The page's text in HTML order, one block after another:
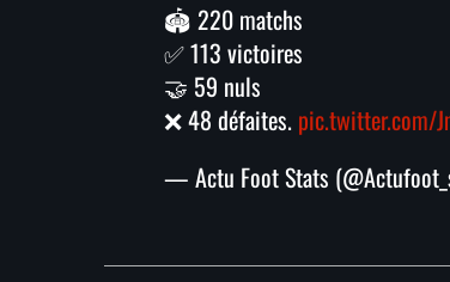
🏟️ 220 matchs
✅ 113 victoires
🤝 59 nuls
❌ 48 défaites. pic.twitter.com/
— Actu Foot Stats